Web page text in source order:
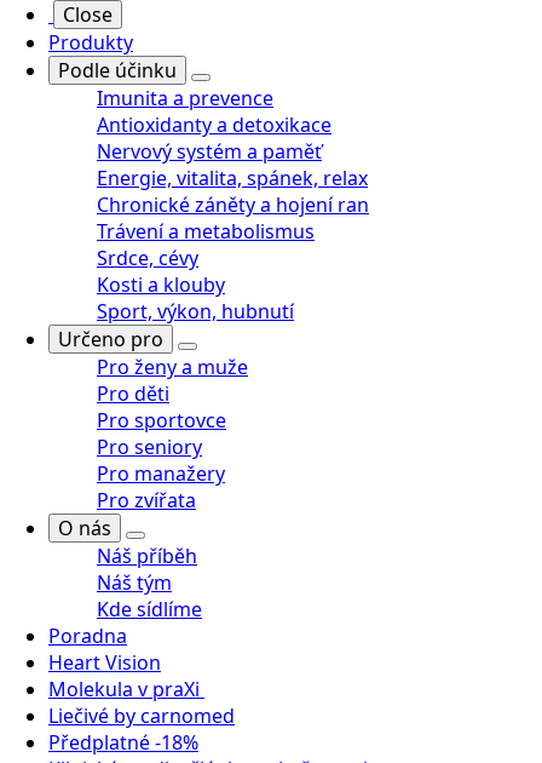
Close
Produkty
Podle účinku
Imunita a prevence
Antioxidanty a detoxikace
Nervový systém a paměť
Energie, vitalita, spánek, relax
Chronické záněty a hojení ran
Trávení a metabolismus
Srdce, cévy
Kosti a klouby
Sport, výkon, hubnutí
Určeno pro
Pro ženy a muže
Pro děti
Pro sportovce
Pro seniory
Pro manažery
Pro zvířata
O nás
Náš příběh
Náš tým
Kde sídlíme
Poradna
Heart Vision
Molekula v praXi
Liečivé by carnomed
Předplatné -18%